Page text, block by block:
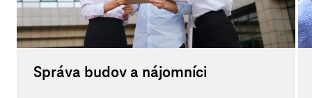
Správa budov a nájomníci